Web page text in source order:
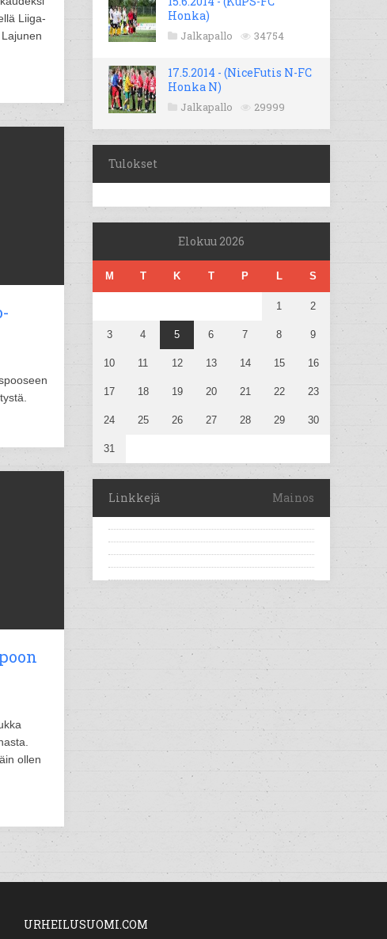
Liiga-
ollen
Honka)
Jalkapallo 34754
17.5.2014 - (NiceFutis N-FC
Honka N)
Jalkapallo 29999
Tulokset
Elokuu 2026
M T K T P L S
1 2
3 4 5 6 7 8 9
10 11 12 13 14 15 16
17 18 19 20 21 22 23
24 25 26 27 28 29 30
31
Linkkejä Mainos
URHEILUSUOMI.COM